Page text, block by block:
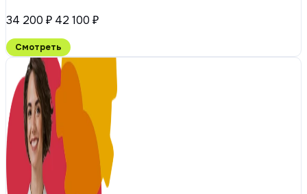
34 200 ₽ 42 100 ₽
Смотреть